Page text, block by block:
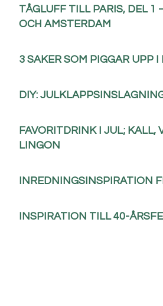
TÅGLUFF TILL PARIS, DEL 1
OCH AMSTERDAM
3 SAKER SOM PIGGAR UPP I
DIY:
FAVORITDRINK I JUL; KALL,
LINGON
INREDNINGSINSPIRATION
INSPIRATION TILL 40-